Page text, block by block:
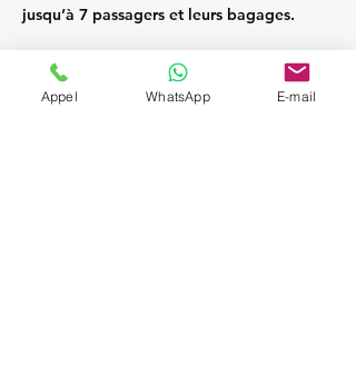
jusqu’à 7 passagers et leurs bagages.
Appel WhatsApp E-mail